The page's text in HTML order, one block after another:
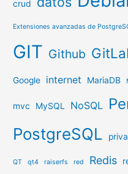
crud
Extensiones avanzadas de
GIT Github
Google internet MariaDB
mvc MySQL NoSQL
PostgreSQL
QT qt4 raiserfs red Redis